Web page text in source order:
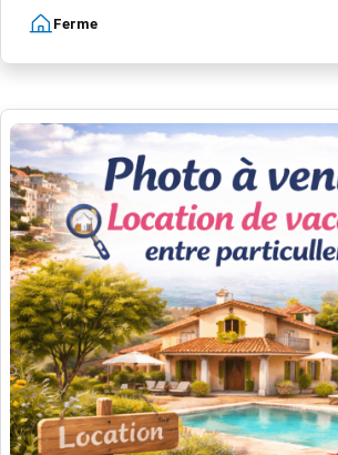
Ferme